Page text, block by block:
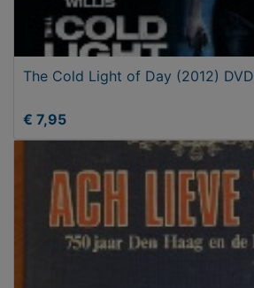
The Cold Light of Day (2012) DVD
€ 7,95